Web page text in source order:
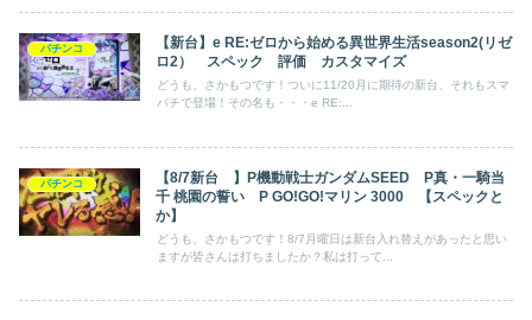
パチンコ
【新台】e RE:ゼロから始める異世界生活season2(リゼ
ロ2） スペック 評価 カスタマイズ
どうも、さかもつです！ついに11/20月に期待の新台、それもスマ
パチで登場！その名も・・・e RE:...
パチンコ
【8/7新台 】P機動戦士ガンダムSEED P真・一騎当
千 桃園の誓い P GO!GO!マリン 3000 【スペックと
か】
どうも、さかもつです！8/7月曜日は新台入れ替えがあったと思い
ますが皆さんは打ちましたか？私は打って...